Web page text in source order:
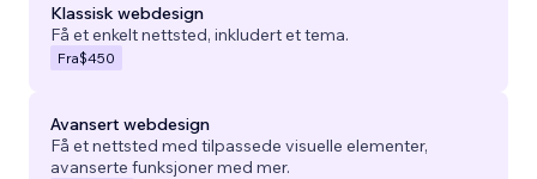
Klassisk webdesign
Få et enkelt nettsted, inkludert et tema.
Fra$450
Avansert webdesign
Få et nettsted med tilpassede visuelle elementer,
avanserte funksjoner med mer.